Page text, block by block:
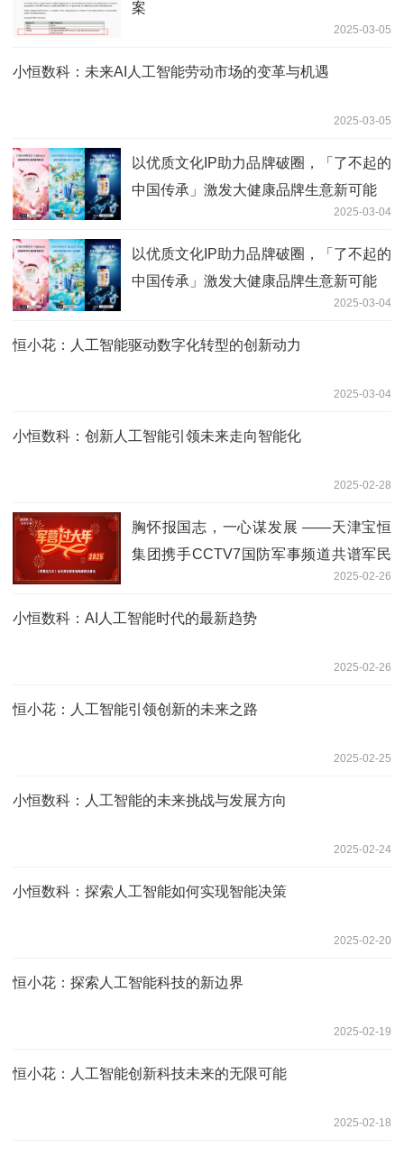
案
2025-03-05
小恒数科：未来AI人工智能劳动市场的变革与机遇
2025-03-05
以优质文化IP助力品牌破圈，「了不起的
中国传承」激发大健康品牌生意新可能
2025-03-04
以优质文化IP助力品牌破圈，「了不起的
中国传承」激发大健康品牌生意新可能
2025-03-04
恒小花：人工智能驱动数字化转型的创新动力
2025-03-04
小恒数科：创新人工智能引领未来走向智能化
2025-02-28
胸怀报国志，一心谋发展 ——天津宝恒
集团携手CCTV7国防军事频道共谱军民
2025-02-26
小恒数科：AI人工智能时代的最新趋势
2025-02-26
恒小花：人工智能引领创新的未来之路
2025-02-25
小恒数科：人工智能的未来挑战与发展方向
2025-02-24
小恒数科：探索人工智能如何实现智能决策
2025-02-20
恒小花：探索人工智能科技的新边界
2025-02-19
恒小花：人工智能创新科技未来的无限可能
2025-02-18